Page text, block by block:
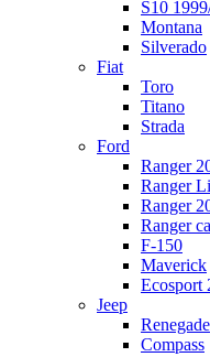
S10
Montana
Silverado
Fiat
Toro
Titano
Strada
Ford
Ranger
Ranger
Ranger
Ranger
F-150
Maverick
Ecosport
Jeep
Renegade
Compass